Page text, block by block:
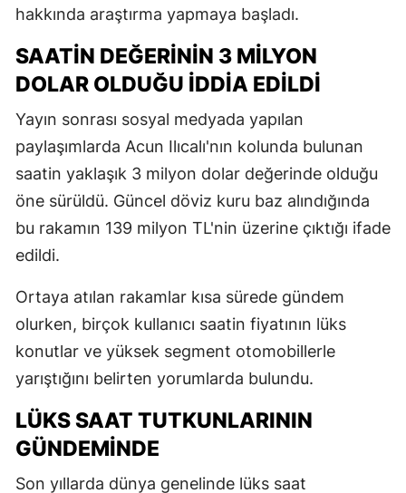
hakkında araştırma yapmaya başladı.
SAATIN DEĞERININ 3 MILYON
DOLAR OLDUĞU İDDIA EDILDI
Yayın sonrası sosyal medyada yapılan
paylaşımlarda Acun Ilıcalı'nın kolunda bulunan
saatin yaklaşık 3 milyon dolar değerinde olduğu
öne sürüldü. Güncel döviz kuru baz alındığında
bu rakamın 139 milyon TL'nin üzerine çıktığı ifade
edildi.
Ortaya atılan rakamlar kısa sürede gündem
olurken, birçok kullanıcı saatin fiyatının lüks
konutlar ve yüksek segment otomobillerle
yarıştığını belirten yorumlarda bulundu.
LÜKS SAAT TUTKUNLARININ
GÜNDEMINDE
Son yıllarda dünya genelinde lüks saat